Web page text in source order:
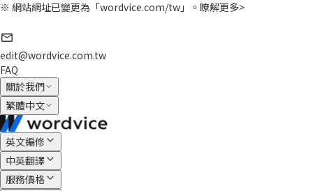
※ 網站網址已變更為「wordvice.com/tw」。 瞭解更多>
edit@wordvice.com.tw
FAQ
關於我們
繁體中文
英文編修
中英翻譯
服務價格